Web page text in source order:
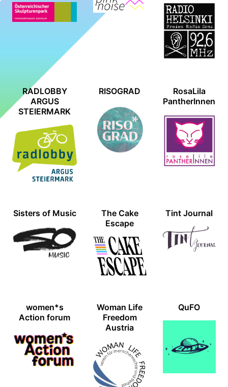
RADLOBBY
ARGUS
STEIERMARK
RISOGRAD
RosaLila
PantherInnen
Sisters of Music
The Cake
Escape
Tint Journal
women*s
Action forum
Woman Life
Freedom
Austria
QuFO